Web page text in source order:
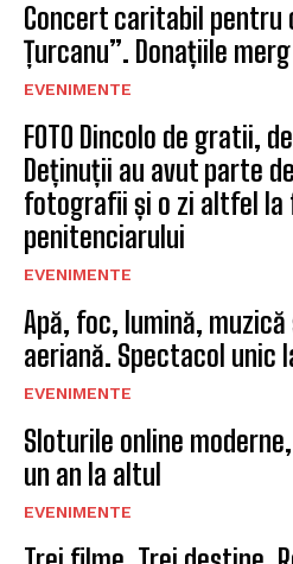
Concert caritabil pentru
Țurcanu”. Donațiile
EVENIMENTE
FOTO Dincolo de gratii,
Deținuții au avut parte
fotografii și o zi altfel la
penitenciarului
EVENIMENTE
Apă, foc, lumină,
aeriană. Spectacol unic
EVENIMENTE
Sloturile online
un an la altul
EVENIMENTE